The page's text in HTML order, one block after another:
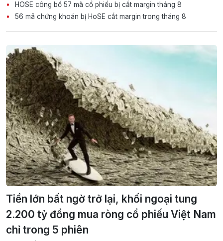
HOSE công bố 57 mã cổ phiếu bị cắt margin tháng 8
56 mã chứng khoán bị HoSE cắt margin trong tháng 8
Tiền lớn bất ngờ trở lại, khối ngoại tung
2.200 tỷ đồng mua ròng cổ phiếu Việt Nam
chỉ trong 5 phiên